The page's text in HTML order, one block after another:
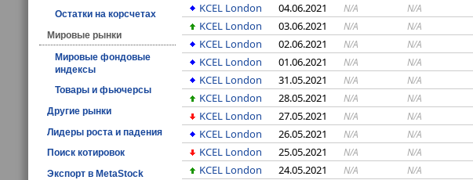
Остатки на корсчетах
Мировые рынки
Мировые фондовые
индексы
Товары и фьючерсы
Другие рынки
Лидеры роста и падения
Поиск котировок
Экспорт в MetaStock
KCEL London
04.06.2021 N/A N/A
KCEL London
03.06.2021 N/A N/A
KCEL London
02.06.2021 N/A N/A
KCEL London
01.06.2021 N/A N/A
KCEL London
31.05.2021 N/A N/A
KCEL London
28.05.2021 N/A N/A
KCEL London
27.05.2021 N/A N/A
KCEL London
26.05.2021 N/A N/A
KCEL London
25.05.2021 N/A N/A
KCEL London
24.05.2021 N/A N/A